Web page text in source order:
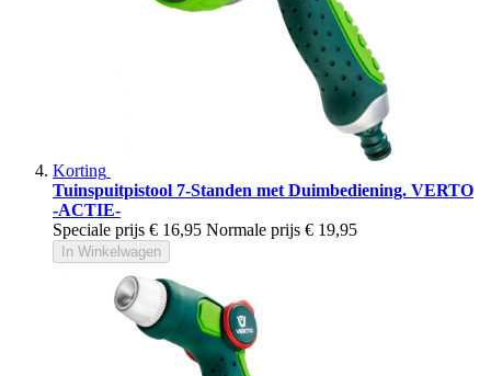
Korting
Tuinspuitpistool 7-Standen met Duimbediening. VERTO
-ACTIE-
Speciale prijs € 16,95 Normale prijs € 19,95
In Winkelwagen